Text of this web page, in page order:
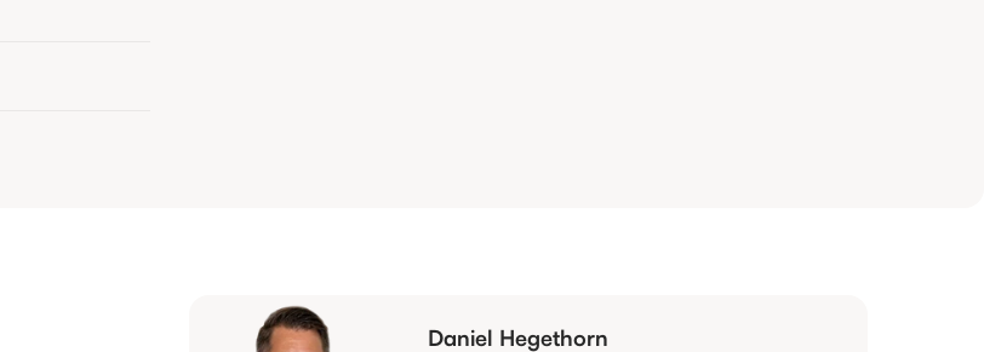
Daniel Hegethorn